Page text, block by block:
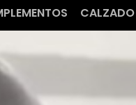
CALZADO